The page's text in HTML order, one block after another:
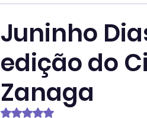
Juninho
edição do
Zanaga
Avaliado com NaN de 5